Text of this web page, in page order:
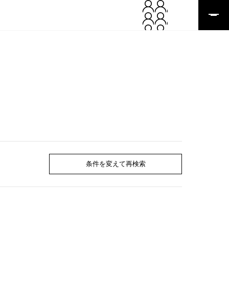
条件を変えて再検索